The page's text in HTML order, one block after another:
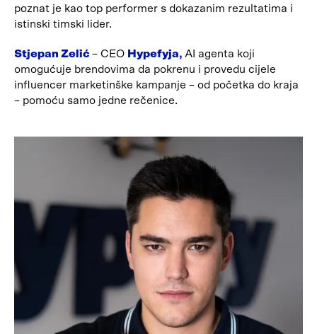
poznat je kao top performer s dokazanim rezultatima i
istinski timski lider.
Stjepan Zelić– CEO Hypefyja, AI agenta koji
omogućuje brendovima da pokrenu i provedu cijele
influencer marketinške kampanje – od početka do kraja
– pomoću samo jedne rečenice.